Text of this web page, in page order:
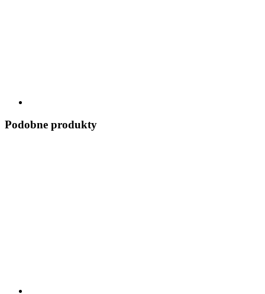
Podobne produkty